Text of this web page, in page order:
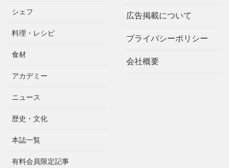
シェフ
料理・レシピ
食材
アカデミー
ニュース
歴史・文化
本誌一覧
有料会員限定記事
広告掲載について
プライバシーポリシー
会社概要